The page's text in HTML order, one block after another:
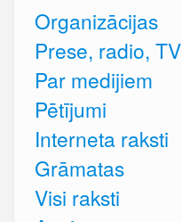
Organizācijas
Prese, radio, TV
Par medijiem
Pētījumi
Interneta raksti
Grāmatas
Visi raksti